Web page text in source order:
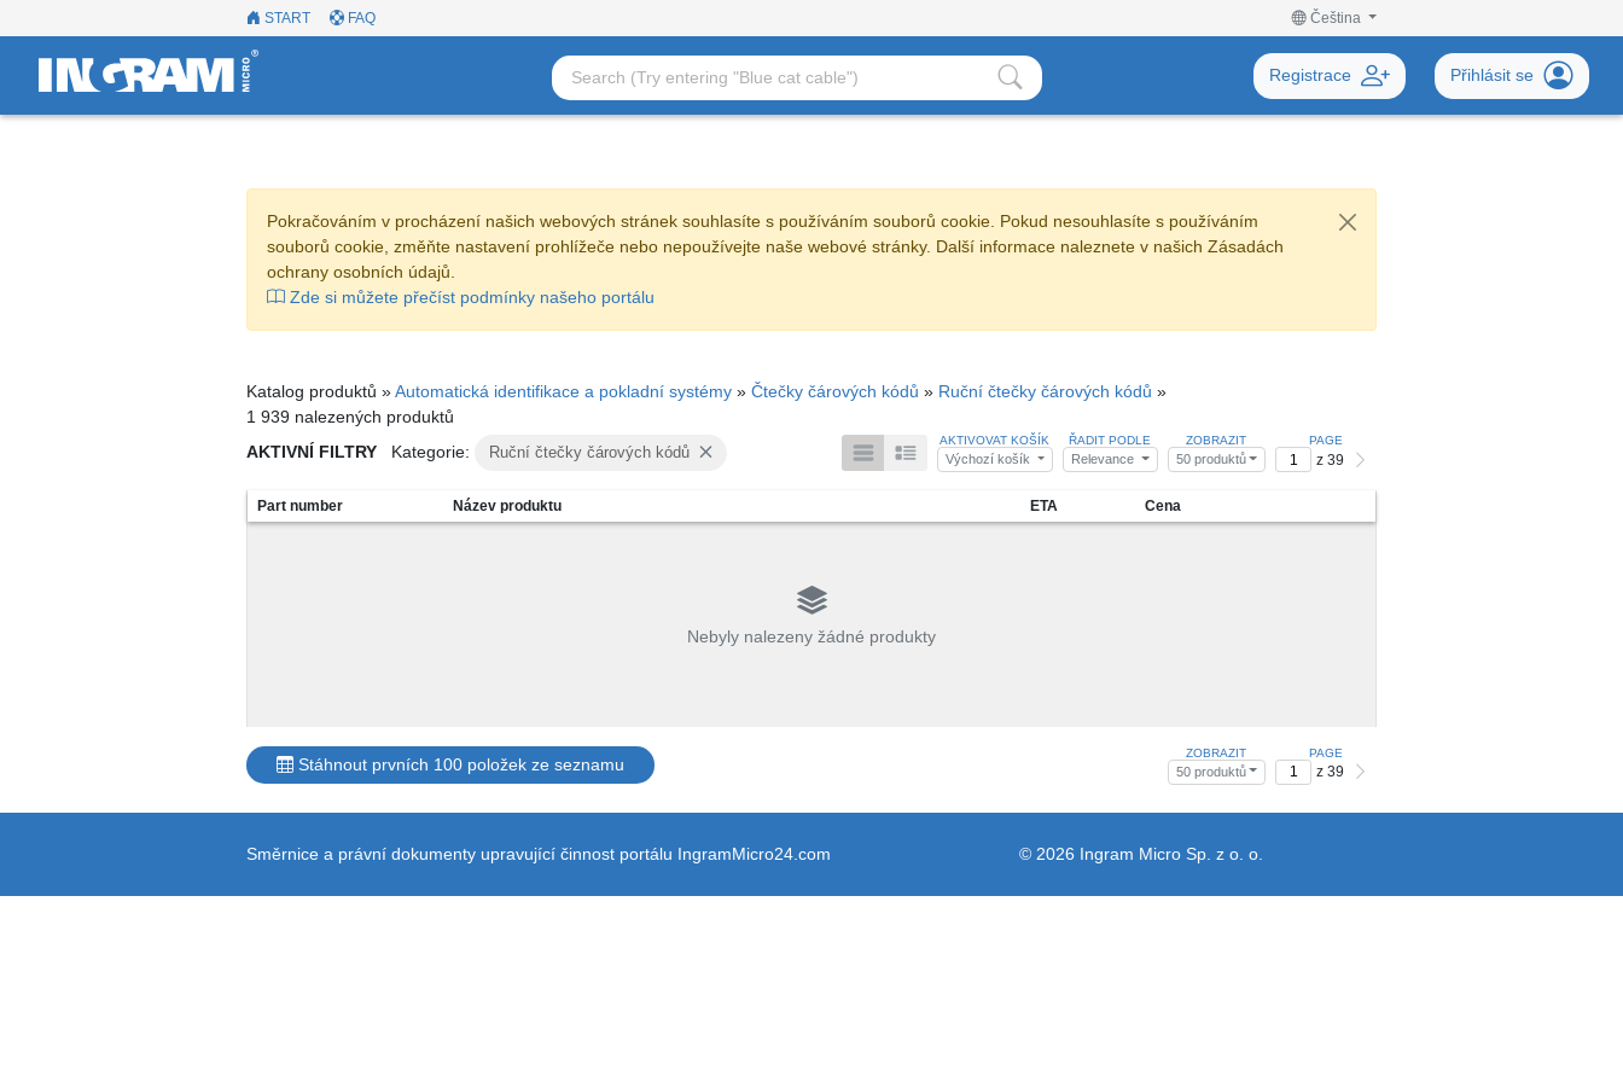
START FAQ Čeština
Registrace Přihlásit se
Pokračováním v procházení našich webových stránek souhlasíte s používáním souborů cookie. Pokud nesouhlasíte s používáním
souborů cookie, změňte nastavení prohlížeče nebo nepoužívejte naše webové stránky. Další informace naleznete v našich Zásadách
ochrany osobních údajů.
Zde si můžete přečíst podmínky našeho portálu
Katalog produktů »Automatická identifikace a pokladní systémy » Čtečky čárových kódů » Ruční čtečky čárových kódů »
1 939 nalezených produktů
AKTIVNÍ FILTRY
Kategorie: Ruční čtečky čárových kódů
AKTIVOVAT KOŠÍK
Výchozí košík
ŘADIT PODLE
Relevance
ZOBRAZIT
50 produktů
PAGE
z 39
Part number Název produktu ETA Cena
Nebyly nalezeny žádné produkty
Stáhnout prvních 100 položek ze seznamu
ZOBRAZIT
50 produktů
PAGE
z 39
Směrnice a právní dokumenty upravující činnost portálu IngramMicro24.com © 2026 Ingram Micro Sp. z o. o.